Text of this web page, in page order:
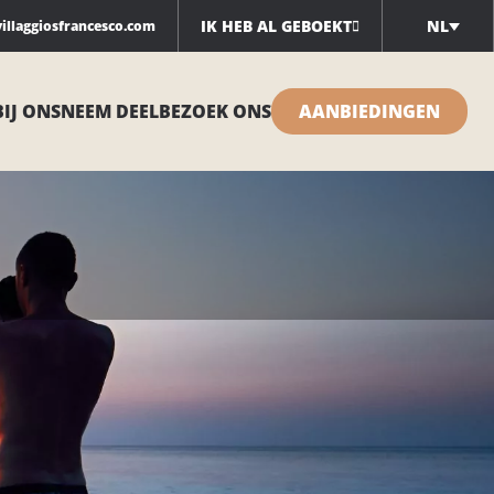
IK HEB AL GEBOEKT NL
ONSNEEM DEELBEZOEK ONS AANBIEDINGEN